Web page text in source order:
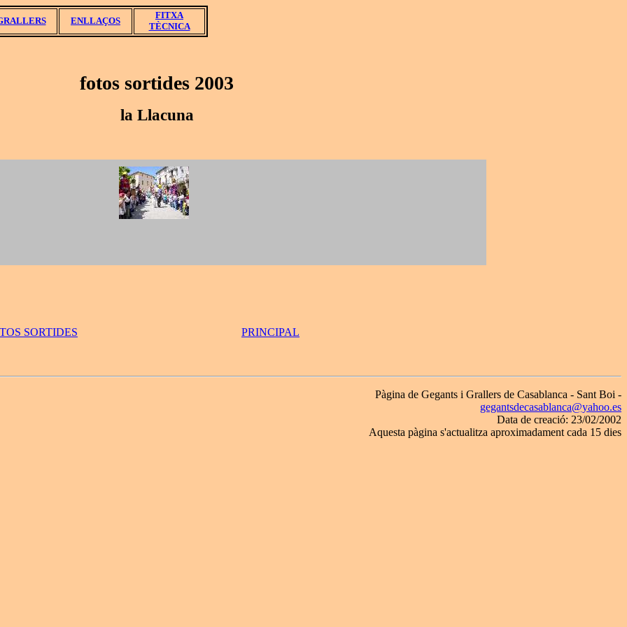
ENLLAÇOS
FITXA
TÈCNICA
fotos sortides 2003
la Llacuna
SORTIDES PRINCIPAL
Pàgina de Gegants i Grallers de Casablanca - Sant Boi -
gegantsdecasablanca@yahoo.es
Data de creació: 23/02/2002
Aquesta pàgina s'actualitza aproximadament cada 15 dies